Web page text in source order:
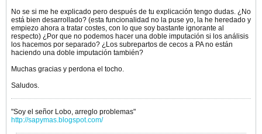
No se si me he explicado pero después de tu explicación tengo dudas. ¿No
está bien desarrollado? (esta funcionalidad no la puse yo, la he heredado y
empiezo ahora a tratar costes, con lo que soy bastante ignorante al
respecto) ¿Por que no podemos hacer una doble imputación si los análisis
los hacemos por separado? ¿Los subrepartos de cecos a PA no están
haciendo una doble imputación también?
Muchas gracias y perdona el tocho.
Saludos.
"Soy el señor Lobo, arreglo problemas"
http://sapymas.blogspot.com/